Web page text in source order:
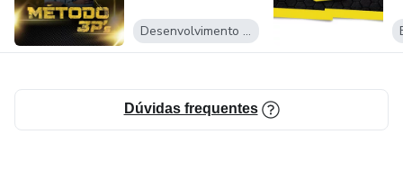
Desenvolvimento Pessoal
Dúvidas frequentes